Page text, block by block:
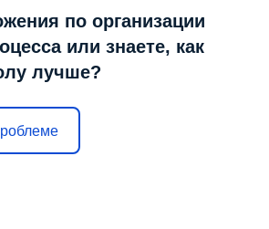
по организации
или знаете, как
лучше?